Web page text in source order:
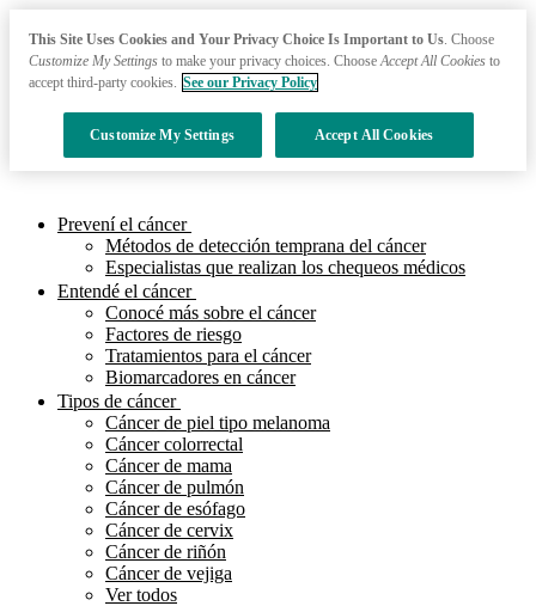
Prevení el cáncer
Métodos de detección temprana del cáncer
Especialistas que realizan los chequeos médicos
Entendé el cáncer
Conocé más sobre el cáncer
Factores de riesgo
Tratamientos para el cáncer
Biomarcadores en cáncer
Tipos de cáncer
Cáncer de piel tipo melanoma
Cáncer colorrectal
Cáncer de mama
Cáncer de pulmón
Cáncer de esófago
Cáncer de cervix
Cáncer de riñón
Cáncer de vejiga
Ver todos
This Site Uses Cookies and Your Privacy Choice Is Important to Us. Choose
Customize My Settings to make your privacy choices. ChooseAccept All Cookies to
accept third-party cookies. See our Privacy Policy
Customize My Settings Accept All Cookies